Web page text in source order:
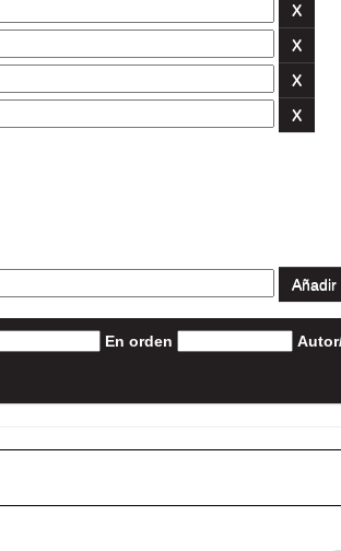
En orden